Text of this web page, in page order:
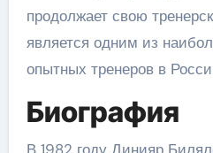
продолжает свою
является одним из
опытных тренеров в
Биография
В 1982 году Динияр